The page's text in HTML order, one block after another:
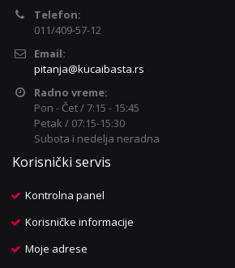
Telefon:
011/409-57-12
Email:
pitanja@kucaibasta.rs
Radno vreme:
Pon - Čet / 7:15 - 15:45
Petak / 07:15-15:30
Subota i nedelja neradna
Korisnički servis
Kontrolna panel
Korisničke informacije
Moje adrese